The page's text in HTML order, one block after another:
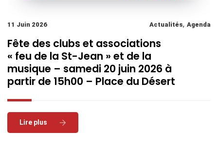
11 Juin 2026 Actualités, Agenda
Fête des clubs et associations
« feu de la St-Jean » et de la
musique – samedi 20 juin 2026 à
partir de 15h00 – Place du Désert
Read More